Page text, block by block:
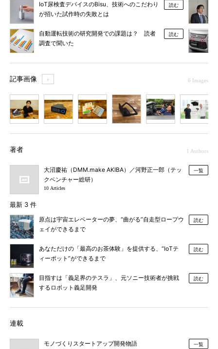
IoT尿検査デバイスのBisu、技術へのこだわり
が招いた試作時の失敗とは
読む
自動運転技術の研究開発での課題は？ 読者
調査で聞いた
読む
記事画像 ＋ 6 Images
著者 1 Authors
大沼慶祐（DMM.make AKIBA）／河野正一郎（テッ
クベンチャー総研）
10 Articles
一覧
最新 3 件
原点は宇宙エレベーターの夢、“曲がる”自走型ロープウ
ェイができるまで
読む
あなただけの「最高のお茶体験」を提供する、“IoTテ
ィーポット”ができるまで
読む
目指すは「義足界のテスラ」、元ソニー技術者が挑戦
するロボット義足開発
読む
連載
モノづくりスタートアップ開発物語 一覧